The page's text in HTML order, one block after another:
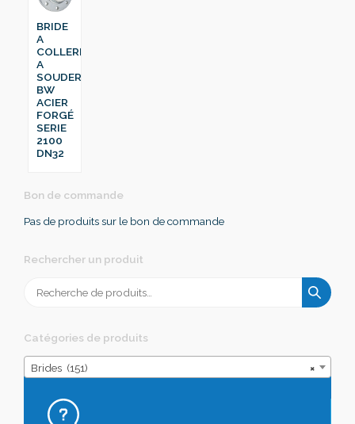
BRIDE
A
COLLERETTE
A
SOUDER
BW
ACIER
FORGÉ
SERIE
2100
DN32
Bon de commande
Pas de produits sur le bon de commande
Rechercher un produit
pour :
Catégories de produits
×
Brides (151)